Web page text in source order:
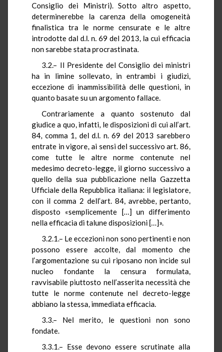
Consiglio dei Ministri). Sotto altro aspetto,
determinerebbe la carenza della omogeneità
finalistica tra le norme censurate e le altre
introdotte dal d.l. n. 69 del 2013, la cui efficacia
non sarebbe stata procrastinata.
3.2.– Il Presidente del Consiglio dei ministri
ha in limine sollevato, in entrambi i giudizi,
eccezione di inammissibilità delle questioni, in
quanto basate su un argomento fallace.
Contrariamente a quanto sostenuto dal
giudice a quo, infatti, le disposizioni di cui all’art.
84, comma 1, del d.l. n. 69 del 2013 sarebbero
entrate in vigore, ai sensi del successivo art. 86,
come tutte le altre norme contenute nel
medesimo decreto-legge, il giorno successivo a
quello della sua pubblicazione nella Gazzetta
Ufficiale della Repubblica italiana: il legislatore,
con il comma 2 dell’art. 84, avrebbe, pertanto,
disposto «semplicemente […] un differimento
nella efficacia di talune disposizioni […]».
3.2.1.– Le eccezioni non sono pertinenti e non
possono essere accolte, dal momento che
l’argomentazione su cui riposano non incide sul
nucleo fondante la censura formulata,
ravvisabile piuttosto nell’asserita necessità che
tutte le norme contenute nel decreto-legge
abbiano la stessa, immediata efficacia.
3.3.– Nel merito, le questioni non sono
fondate.
3.3.1.– Esse devono essere scrutinate alla